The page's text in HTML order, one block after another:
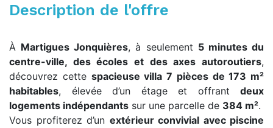
Description de l'offre
À Martigues Jonquières, à seulement 5 minutes du
centre-ville, des écoles et des axes autoroutiers,
découvrez cette spacieuse villa 7 pièces de 173 m²
habitables, élevée d’un étage et offrant deux
logements indépendants sur une parcelle de 384 m².
Vous profiterez d’un extérieur convivial avec piscine